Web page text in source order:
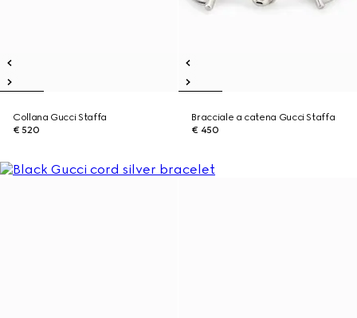
Collana Gucci Staffa
€ 520
Bracciale a catena Gucci Staffa
€ 450